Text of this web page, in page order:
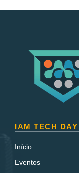
IAM TECH DAY
Início
Eventos